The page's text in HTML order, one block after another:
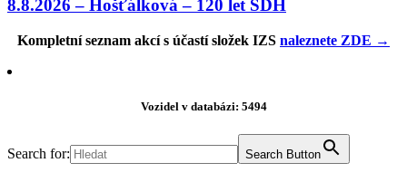
8.8.2026 – Hošťálková – 120 let SDH
Kompletní seznam akcí s účastí složek IZS naleznete ZDE →
Vozidel v databázi: 5494
Search for: Search Button